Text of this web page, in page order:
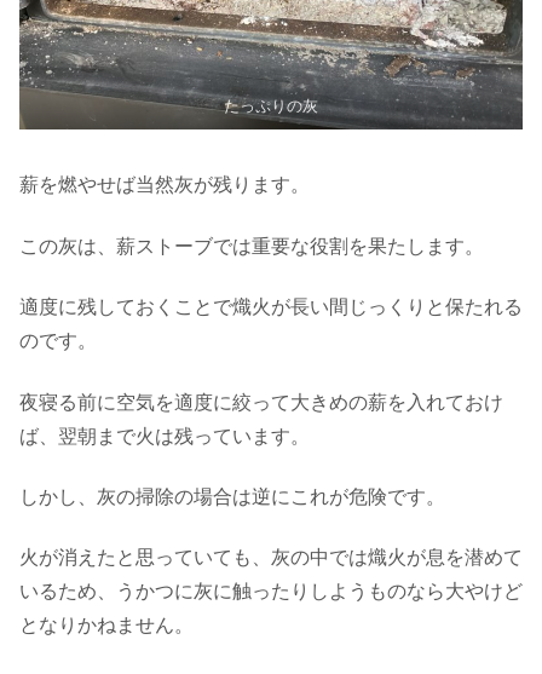
たっぷりの灰
薪を燃やせば当然灰が残ります。
この灰は、薪ストーブでは重要な役割を果たします。
適度に残しておくことで熾火が長い間じっくりと保たれる
のです。
夜寝る前に空気を適度に絞って大きめの薪を入れておけ
ば、翌朝まで火は残っています。
しかし、灰の掃除の場合は逆にこれが危険です。
火が消えたと思っていても、灰の中では熾火が息を潜めて
いるため、うかつに灰に触ったりしようものなら大やけど
となりかねません。